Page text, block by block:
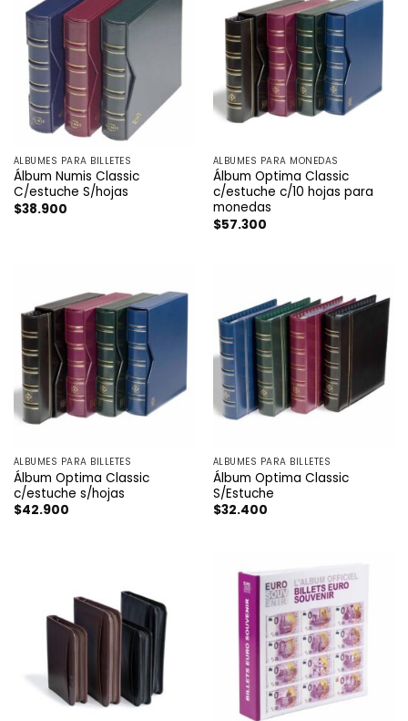
ÁLBUMES PARA BILLETES
Álbum Numis Classic
C/estuche S/hojas
$38.900
ÁLBUMES PARA MONEDAS
Álbum Optima Classic
c/estuche c/10 hojas para
monedas
$57.300
ÁLBUMES PARA BILLETES
Álbum Optima Classic
c/estuche s/hojas
$42.900
ÁLBUMES PARA BILLETES
Álbum Optima Classic
S/Estuche
$32.400